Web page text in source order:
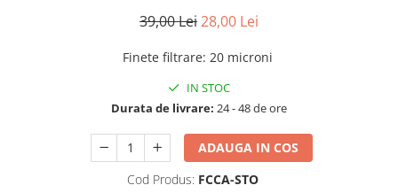
Mansoane Cintropur
Membrane osmoza inversa
Cartuse In-Line
39,00 Lei28,00 Lei
Finete filtrare: 20 microni
IN STOC
Durata de livrare: 24 - 48 de ore
ADAUGA IN COS
Cod Produs: FCCA-STO